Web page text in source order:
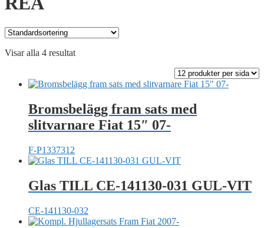
Visar alla 4 resultat
Bromsbelägg fram sats med
slitvarnare Fiat 15″ 07-
F-P1337312
Glas TILL CE-141130-031 GUL-VIT
CE-141130-032